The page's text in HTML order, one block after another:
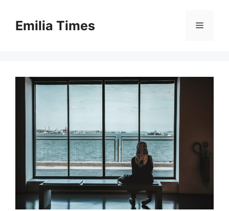
contentEmilia Times Menu